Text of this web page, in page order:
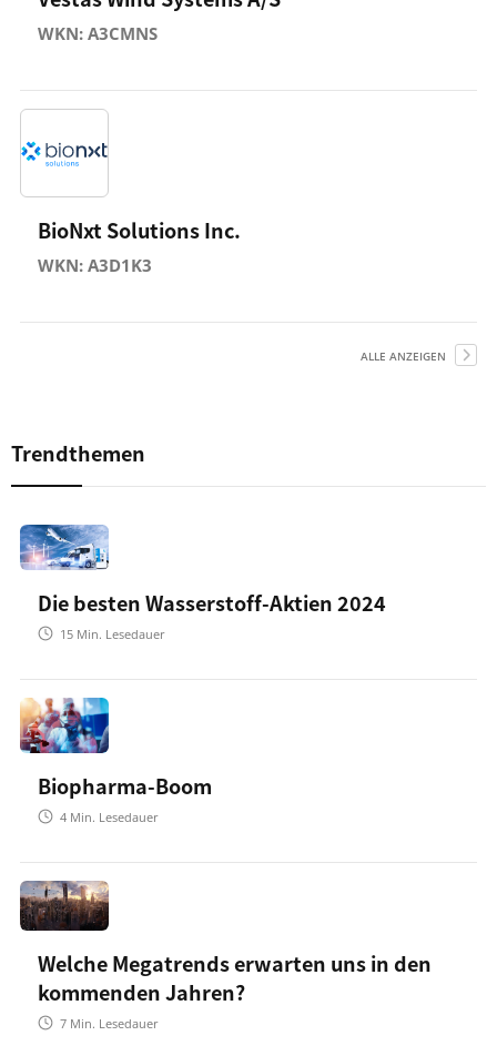
WKN: A3CMNS
BioNxt Solutions Inc.
WKN: A3D1K3
ALLE ANZEIGEN
Trendthemen
Die besten Wasserstoff-Aktien 2024
15 Min. Lesedauer
Biopharma-Boom
4 Min. Lesedauer
Welche Megatrends erwarten uns in den
kommenden Jahren?
7 Min. Lesedauer